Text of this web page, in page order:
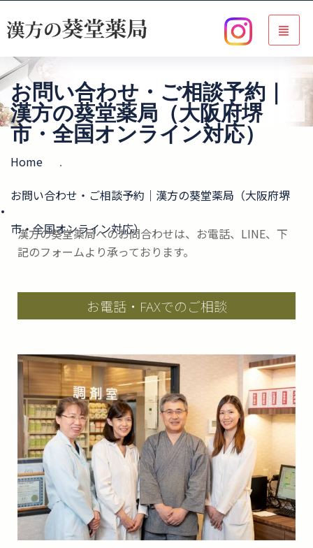
お問い合わせ・ご相談予約｜
漢方の葵堂薬局（大阪府堺
市・全国オンライン対応）
Home
.
お問い合わせ・ご相談予約｜漢方の葵堂薬局（大阪府堺
市・全国オンライン対応）
漢方の葵堂薬局へのお問合わせは、お電話、LINE、下
記のフォームより承っております。
お電話・FAXでのご相談